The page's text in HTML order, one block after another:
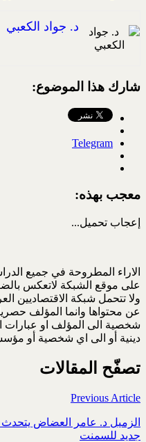
د. جواد الكعبي
شارك هذا الموضوع:
Telegram
معجب بهذه:
إعجاب تحميل...
الاراء المطروحة في جميع
على موقع الشبكة لاتعكس
ولا تتحمل شبكة الاقتصاديين
عن محتواها وانما المؤلف
شخصية الى المؤلف او عبارات
دينية أو الى اي شخصية أو
تصفّح المقالات
Previous Article
الزميل د. عامر العضاض
جديد للسمنت